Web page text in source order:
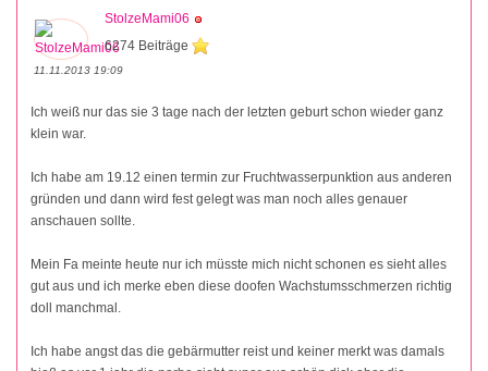
StolzeMami06
6274 Beiträge
11.11.2013 19:09
Ich weiß nur das sie 3 tage nach der letzten geburt schon wieder ganz
klein war.
Ich habe am 19.12 einen termin zur Fruchtwasserpunktion aus anderen
gründen und dann wird fest gelegt was man noch alles genauer
anschauen sollte.
Mein Fa meinte heute nur ich müsste mich nicht schonen es sieht alles
gut aus und ich merke eben diese doofen Wachstumsschmerzen richtig
doll manchmal.
Ich habe angst das die gebärmutter reist und keiner merkt was damals